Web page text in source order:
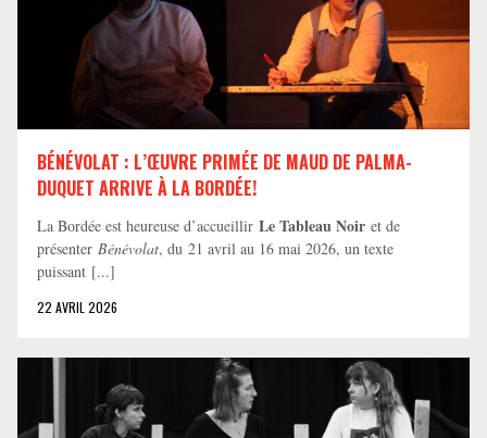
BÉNÉVOLAT : L’ŒUVRE PRIMÉE DE MAUD DE PALMA-
DUQUET ARRIVE À LA BORDÉE!
La Bordée est heureuse d’accueillir Le Tableau Noir et de
présenter Bénévolat, du 21 avril au 16 mai 2026, un texte
puissant [...]
22 AVRIL 2026